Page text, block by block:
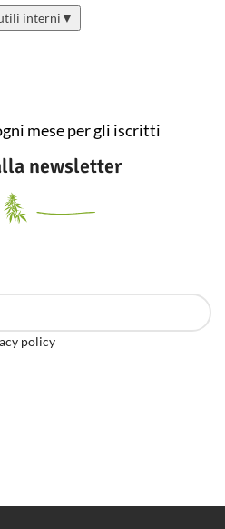
interni ▼
mese per gli iscritti
newsletter
policy